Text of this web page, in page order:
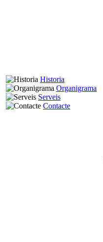
Historia
Organigrama
Serveis
Contacte